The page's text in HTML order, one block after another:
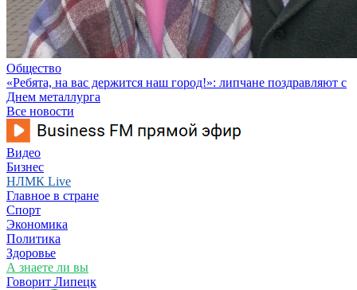
Общество
«Ребята, на вас держится наш город!»: липчане поздравляют с
Днем металлурга
Все новости
Видео
Бизнес
НЛМК Live
Главное в стране
Спорт
Экономика
Политика
Здоровье
А знаете ли вы
Говорит Липецк